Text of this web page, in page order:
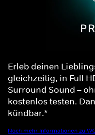
Erleb deinen
gleichzeitig, in Full
Surround Sound –
kostenlos testen.
kündbar.*
Noch mehr Informationen zu